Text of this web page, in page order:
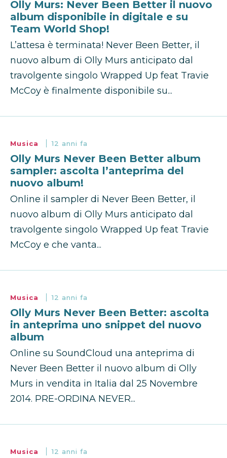
Olly Murs: Never Been Better il nuovo
album disponibile in digitale e su
Team World Shop!
L’attesa è terminata! Never Been Better, il
nuovo album di Olly Murs anticipato dal
travolgente singolo Wrapped Up feat Travie
McCoy è finalmente disponibile su...
Musica 12 anni fa
Olly Murs Never Been Better album
sampler: ascolta l’anteprima del
nuovo album!
Online il sampler di Never Been Better, il
nuovo album di Olly Murs anticipato dal
travolgente singolo Wrapped Up feat Travie
McCoy e che vanta...
Musica 12 anni fa
Olly Murs Never Been Better: ascolta
in anteprima uno snippet del nuovo
album
Online su SoundCloud una anteprima di
Never Been Better il nuovo album di Olly
Murs in vendita in Italia dal 25 Novembre
2014. PRE-ORDINA NEVER...
Musica 12 anni fa